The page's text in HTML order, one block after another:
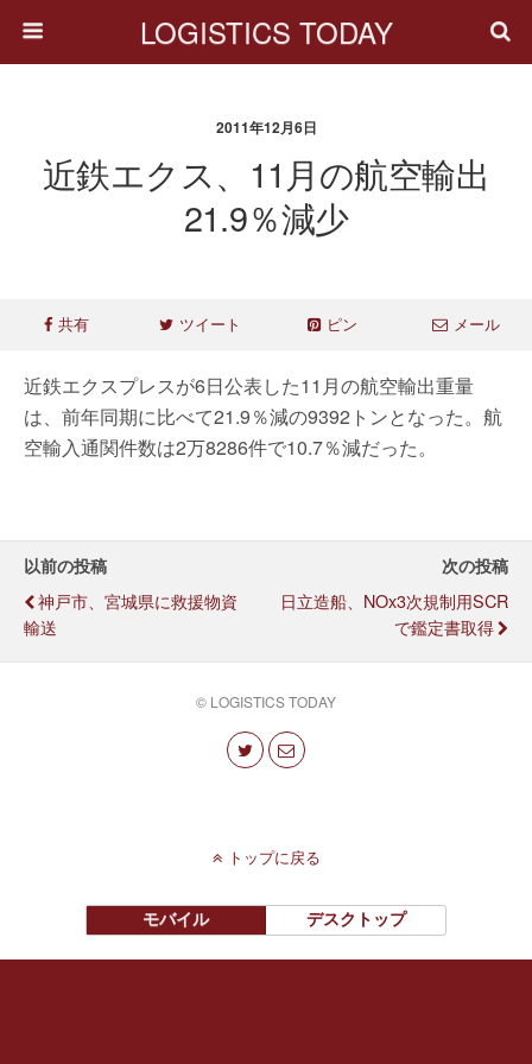
LOGISTICS TODAY
2011年12月6日
近鉄エクス、11月の航空輸出
21.9％減少
共有 ツイート ピン メール
近鉄エクスプレスが6日公表した11月の航空輸出重量
は、前年同期に比べて21.9％減の9392トンとなった。航
空輸入通関件数は2万8286件で10.7％減だった。
以前の投稿
神戸市、宮城県に救援物資
輸送
次の投稿
日立造船、NOx3次規制用SCR
で鑑定書取得
© LOGISTICS TODAY
トップに戻る
モバイル デスクトップ